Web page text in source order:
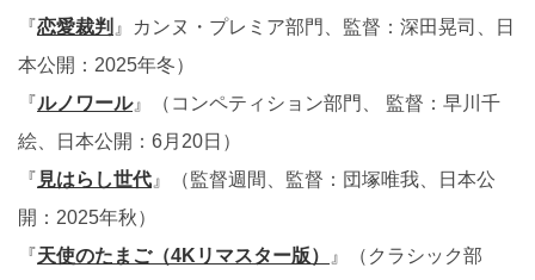
『恋愛裁判 』カンヌ・プレミア部門、監督：深田晃司、日
本公開：2025年冬）
『ルノワール』（コンペティション部門、 監督：早川千
絵、日本公開：6月20日）
『 見はらし世代 』（監督週間、監督：団塚唯我、日本公
開：2025年秋）
『天使のたまご（4Kリマスター版）
』（クラシック部